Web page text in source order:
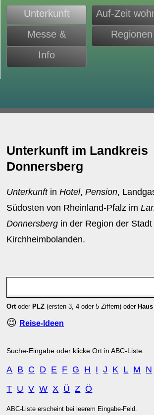
Unterkunft
Auf-Zeit
Messe &
Monteure
Regionen
Info
Unterkunft im Landkreis
Donnersberg
UnterkunftinHotel,Pension,
Südosten von Rheinland-Pfalz im
Donnersberg in der Region der Stadt
Kirchheimbolanden.
Ortoder PLZ (ersten 3, 4 oder 5 Ziffern) oder Haus
😉 Reise-Ideen
Suche-Eingabe oder klicke Ort in ABC-Liste:
A B C D E F G H I J K L M N
T U V W X Ü Z Ö
ABC-Liste erscheint bei leerem Eingabe-Feld.